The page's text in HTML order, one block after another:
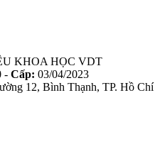
KHOA HỌC VDT
- Cấp: 03/04/2023
12, Bình Thạnh, TP. Hồ Chí